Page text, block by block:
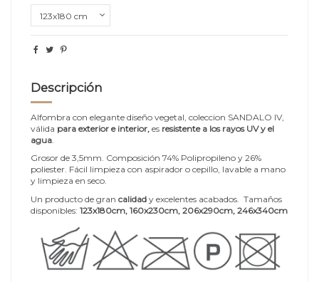
Descripción
Alfombra con elegante diseño vegetal, coleccion SANDALO IV,
válida para exterior e interior, es resistente a los rayos UV y el
agua
Grosor de 3,5mm. Composición 74% Polipropileno y 26%
poliester. Fácil limpieza con aspirador o cepillo, lavable a mano
y limpieza en seco.
Un producto de gran calidad y excelentes acabados. Tamaños
disponibles: 123x180cm, 160x230cm, 206x290cm, 246x340cm